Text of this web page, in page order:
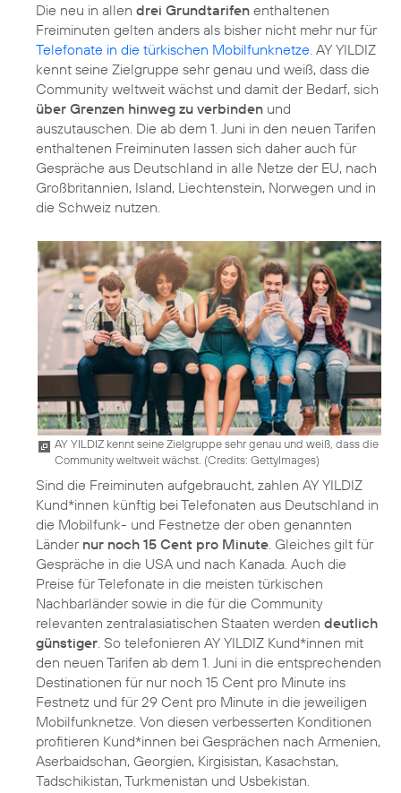
Die neu in allen drei Grundtarifen enthaltenen
Freiminuten gelten anders als bisher nicht mehr nur für
Telefonate in die türkischen Mobilfunknetze. AY YILDIZ
kennt seine Zielgruppe sehr genau und weiß, dass die
Community weltweit wächst und damit der Bedarf, sich
über Grenzen hinweg zu verbinden und
auszutauschen. Die ab dem 1. Juni in den neuen Tarifen
enthaltenen Freiminuten lassen sich daher auch für
Gespräche aus Deutschland in alle Netze der EU, nach
Großbritannien, Island, Liechtenstein, Norwegen und in
die Schweiz nutzen.
AY YILDIZ kennt seine Zielgruppe sehr genau und weiß, dass die
Community weltweit wächst. (Credits: GettyImages)
Sind die Freiminuten aufgebraucht, zahlen AY YILDIZ
Kund*innen künftig bei Telefonaten aus Deutschland in
die Mobilfunk- und Festnetze der oben genannten
Länder nur noch 15 Cent pro Minute. Gleiches gilt für
Gespräche in die USA und nach Kanada. Auch die
Preise für Telefonate in die meisten türkischen
Nachbarländer sowie in die für die Community
relevanten zentralasiatischen Staaten werden deutlich
günstiger. So telefonieren AY YILDIZ Kund*innen mit
den neuen Tarifen ab dem 1. Juni in die entsprechenden
Destinationen für nur noch 15 Cent pro Minute ins
Festnetz und für 29 Cent pro Minute in die jeweiligen
Mobilfunknetze. Von diesen verbesserten Konditionen
profitieren Kund*innen bei Gesprächen nach Armenien,
Aserbaidschan, Georgien, Kirgisistan, Kasachstan,
Tadschikistan, Turkmenistan und Usbekistan.